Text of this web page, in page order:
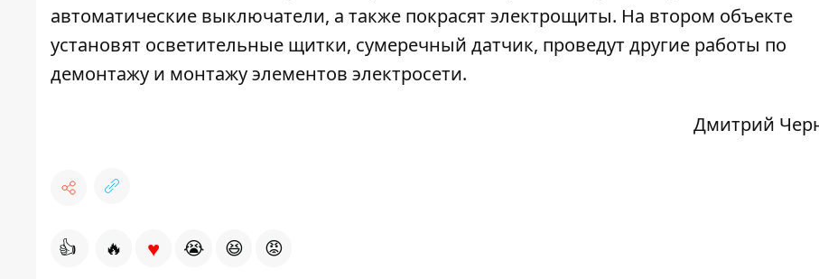
автоматические выключатели, а также покрасят электрощиты. На втором объекте
установят осветительные щитки, сумеречный датчик, проведут другие работы по
демонтажу и монтажу элементов электросети.
Дмитрий
👍 🔥 ♥ 😭 😆 😡